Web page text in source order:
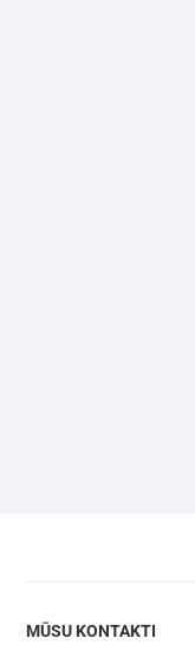
MŪSU KONTAKTI